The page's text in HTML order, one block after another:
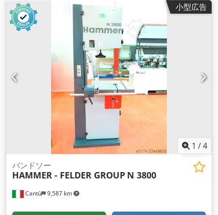
小型広告
1 /4
Cantù 9,587 km
バンドソー
HAMMER - FELDER GROUP N 3800